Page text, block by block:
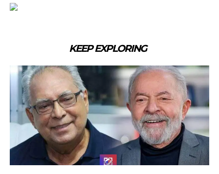
KEEP EXPLORING